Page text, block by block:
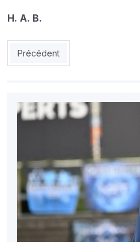
H. A. B.
Article précédent : MCO-
Précédent